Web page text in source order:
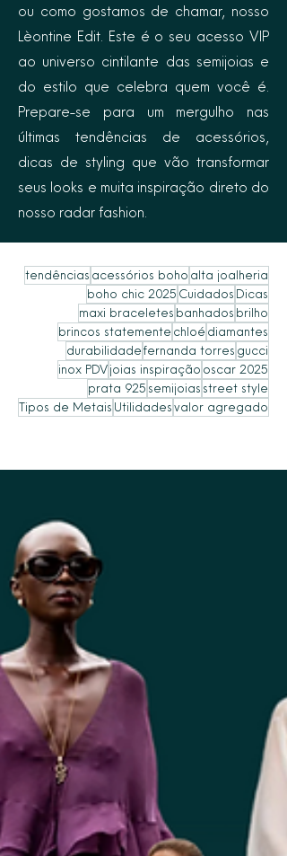
ou como gostamos de chamar, nosso
Lèontine Edit. Este é o seu acesso VIP
ao universo cintilante das semijoias e
do estilo que celebra quem você é.
Prepare-se para um mergulho nas
últimas tendências de acessórios,
dicas de styling que vão transformar
seus looks e muita inspiração direto do
nosso radar fashion.
tendências acessórios boho alta joalheria
boho chic 2025 Cuidados Dicas
maxi braceletes banhados brilho
brincos statemente chloé diamantes
durabilidadefernanda torres gucci
inox PDVjoias inspiração oscar 2025
prata 925 semijoias street style
Tipos de Metais Utilidadesvalor agregado